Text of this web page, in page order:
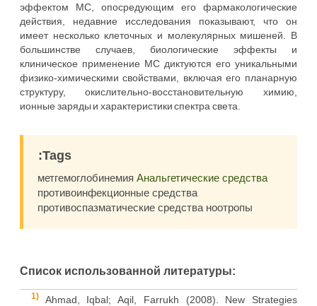
эффектом MС, опосредующим его фармакологические
действия, недавние исследования показывают, что он
имеет несколько клеточных и молекулярных мишеней. В
большинстве случаев, биологические эффекты и
клиническое применение МС диктуются его уникальными
физико-химическими свойствами, включая его планарную
структуру, окислительно-восстановительную химию,
ионные заряды и характеристики спектра света.
:Tags
метгемоглобинемия Анальгетические средства
противоинфекционные средства
противоспазматические средства ноотропы
Список использованной литературы:
1)
Ahmad, Iqbal; Aqil, Farrukh (2008). New Strategies